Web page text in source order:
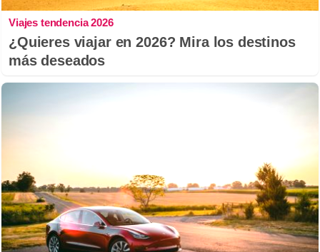
Viajes tendencia 2026
¿Quieres viajar en 2026? Mira los destinos
más deseados